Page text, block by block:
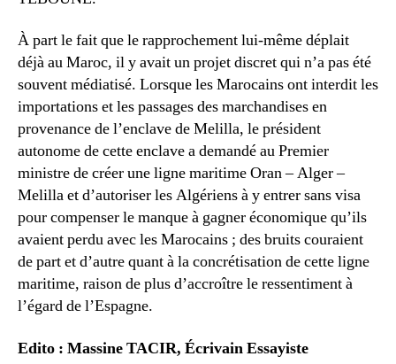
À part le fait que le rapprochement lui-même déplait
déjà au Maroc, il y avait un projet discret qui n’a pas été
souvent médiatisé. Lorsque les Marocains ont interdit les
importations et les passages des marchandises en
provenance de l’enclave de Melilla, le président
autonome de cette enclave a demandé au Premier
ministre de créer une ligne maritime Oran – Alger –
Melilla et d’autoriser les Algériens à y entrer sans visa
pour compenser le manque à gagner économique qu’ils
avaient perdu avec les Marocains ; des bruits couraient
de part et d’autre quant à la concrétisation de cette ligne
maritime, raison de plus d’accroître le ressentiment à
l’égard de l’Espagne.
Edito : Massine TACIR, Écrivain Essayiste